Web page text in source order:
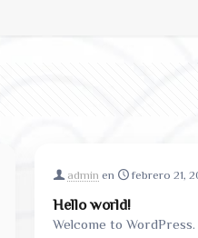
admin en febrero 21,
Hello world!
Welcome to